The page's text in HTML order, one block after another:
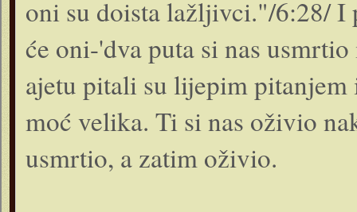
oni su doista lažljivci."/6:28/ I
će oni-'dva puta si nas
ajetu pitali su lijepim
moć velika. Ti si nas oživio
usmrtio, a zatim oživio.